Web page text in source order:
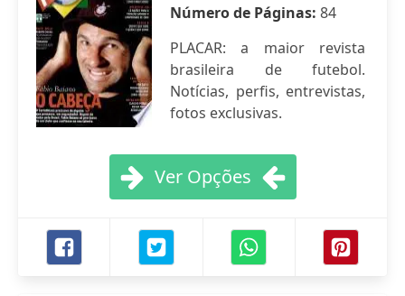
Número de Páginas: 84
PLACAR: a maior revista
brasileira de futebol.
Notícias, perfis, entrevistas,
fotos exclusivas.
Ver Opções